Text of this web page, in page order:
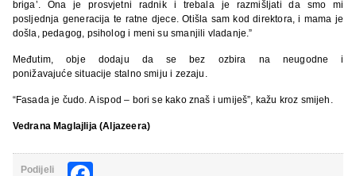
briga’. Ona je prosvjetni radnik i trebala je razmišljati da smo mi
posljednja generacija te ratne djece. Otišla sam kod direktora, i mama je
došla, pedagog, psiholog i meni su smanjili vladanje.”
Međutim, obje dodaju da se bez ozbira na neugodne i
ponižavajuće situacije stalno smiju i zezaju.
“Fasada je čudo. A ispod – bori se kako znaš i umiješ”, kažu kroz smijeh.
Vedrana Maglajlija (Aljazeera)
Podijeli